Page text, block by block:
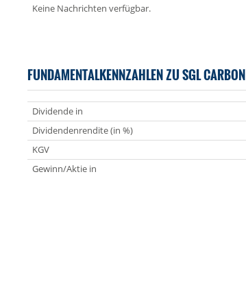
Keine Nachrichten verfügbar.
FUNDAMENTALKENNZAHLEN ZU SGL CARBON
Dividende in
Dividendenrendite (in %)
KGV
Gewinn/Aktie in